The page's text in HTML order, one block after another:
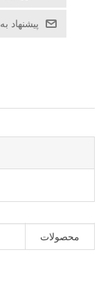
پیشنهاد
نام ویژگی
محصولات